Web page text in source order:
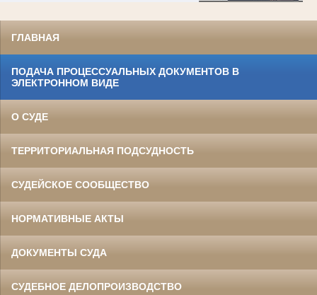
ГЛАВНАЯ
ПОДАЧА ПРОЦЕССУАЛЬНЫХ ДОКУМЕНТОВ В
ЭЛЕКТРОННОМ ВИДЕ
О СУДЕ
ТЕРРИТОРИАЛЬНАЯ ПОДСУДНОСТЬ
СУДЕЙСКОЕ СООБЩЕСТВО
НОРМАТИВНЫЕ АКТЫ
ДОКУМЕНТЫ СУДА
СУДЕБНОЕ ДЕЛОПРОИЗВОДСТВО